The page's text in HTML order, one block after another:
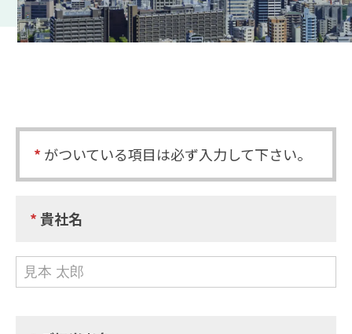
* がついている項目は必ず入力して下さい。
*貴社名